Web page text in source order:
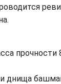
прочности
днища